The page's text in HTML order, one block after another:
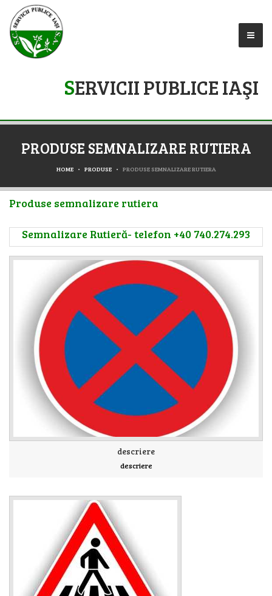
SERVICII PUBLICE IAŞI
PRODUSE SEMNALIZARE RUTIERA
HOME PRODUSE PRODUSE SEMNALIZARE RUTIERA
Produse semnalizare rutiera
Semnalizare Rutieră- telefon +40 740.274.293
descriere
descriere